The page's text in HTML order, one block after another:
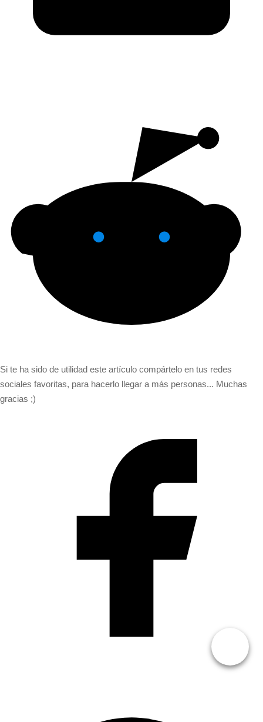
Si te ha sido de utilidad este artículo compártelo en tus redes
sociales favoritas, para hacerlo llegar a más personas... Muchas
gracias ;)